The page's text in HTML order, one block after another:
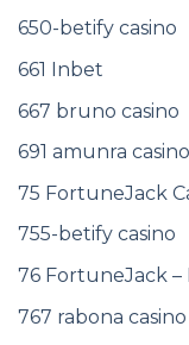
650-betify casino
661 Inbet
667 bruno casino
691 amunra casino
75 FortuneJack
755-betify casino
76 FortuneJack –
767 rabona casino